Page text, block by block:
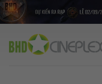
Skip
to
content